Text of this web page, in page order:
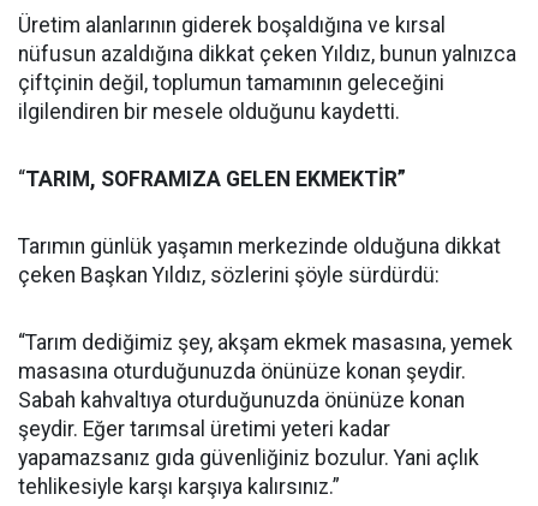
Üretim alanlarının giderek boşaldığına ve kırsal
nüfusun azaldığına dikkat çeken Yıldız, bunun yalnızca
çiftçinin değil, toplumun tamamının geleceğini
ilgilendiren bir mesele olduğunu kaydetti.
“TARIM, SOFRAMIZA GELEN EKMEKTİR”
Tarımın günlük yaşamın merkezinde olduğuna dikkat
çeken Başkan Yıldız, sözlerini şöyle sürdürdü:
“Tarım dediğimiz şey, akşam ekmek masasına, yemek
masasına oturduğunuzda önünüze konan şeydir.
Sabah kahvaltıya oturduğunuzda önünüze konan
şeydir. Eğer tarımsal üretimi yeteri kadar
yapamazsanız gıda güvenliğiniz bozulur. Yani açlık
tehlikesiyle karşı karşıya kalırsınız.”